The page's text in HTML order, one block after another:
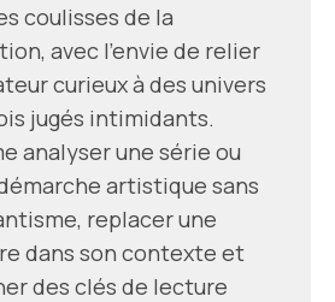
coulisses de la
avec l'envie de relier
curieux à des univers
jugés intimidants.
analyser une série ou
artistique sans
replacer une
dans son contexte et
des clés de lecture